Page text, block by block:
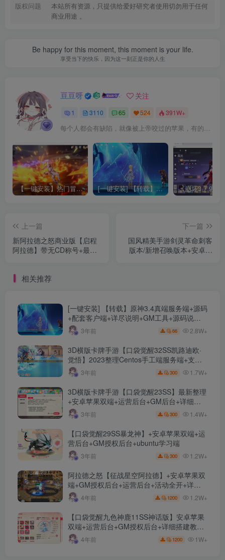
版权问题
本站所有资源，只提供给爱好研究者使用切勿用于任何
商业用途 。
Be happy for this moment, this moment is your life.
享受当下的快乐，因为这一刻正是你的人生
豆豆呀 关注
1 3110 65 524 391W+
每个人都会有缺陷，就像被上帝咬过的苹果，有的人缺陷比较大，正是因为上帝特别喜欢他的芬芳
【一键安装】热门冒险策略类游戏崩坏：星穹铁道全新2.3版本一键端+一键代理+一键启动+免虚拟机 [一键安装] 【转载】原神3.4真端服务端+源码+配套客户端+详尽说明+GM工具+源码说明文件
上一篇
新阿拉德之怒商业版【启程
阿拉德】带无CD称号+最新
下一篇
国风精美手游剑灵革命刺客
版本/新增召唤版本+安卓苹
相关推荐
[一键安装] 【转载】原神3.4真端服务端+源码
+配套客户端+详尽说明+GM工具+源码说明
文件3年前 66 2.8W+
3D横版卡牌手游【口袋觉醒32SS凯路迪欧·
觉悟】2023整理Centos手工端服务端+支付
对接+安卓苹果双端+运营后台+GM授权后台
+代理后台
3年前 300 1.7W+
3D横版卡牌手游【口袋觉醒23SS】最新整理
+安卓苹果双端+运营后台+GM后台+详细搭
建教程3年前 300 1.4W+
【口袋觉醒29SS暴龙神】+安卓苹果双端+运
营后台+GM授权后台+ubuntu学习端
3年前 300 1.2W+
阿拉德之怒【征战星空阿拉德】+安卓苹果双
端+GM授权后台+运营后台+活动全开+详细
教程 4年前 1200 1.2W+
【口袋觉醒九色神鹿11SS神话版】安卓苹果
双端+运营后台+GM授权后台+详细搭建教
程。 4年前 1200 1W+